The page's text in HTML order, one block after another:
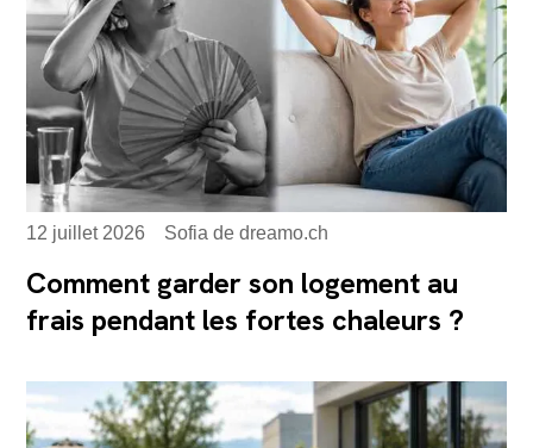
12 juillet 2026 Sofia de dreamo.ch
Comment garder son logement au
frais pendant les fortes chaleurs ?